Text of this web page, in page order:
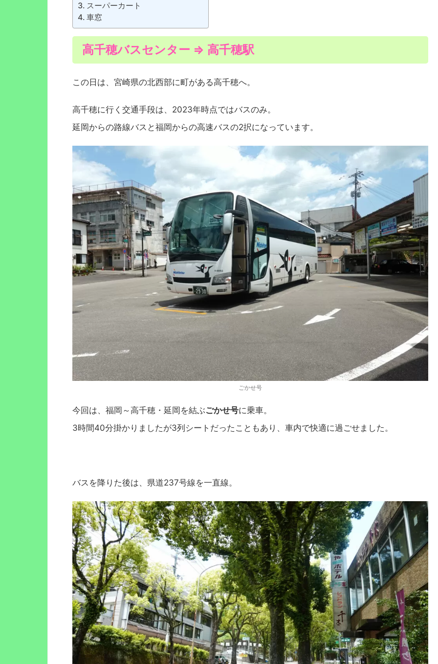
スーパーカート
車窓
高千穂バスセンター ⇒ 高千穂駅
この日は、宮崎県の北西部に町がある高千穂へ。
高千穂に行く交通手段は、2023年時点ではバスのみ。
延岡からの路線バスと福岡からの高速バスの2択になっています。
ごかせ号
今回は、福岡～高千穂・延岡を結ぶごかせ号に乗車。
3時間40分掛かりましたが3列シートだったこともあり、車内で快適に過ごせました。
バスを降りた後は、県道237号線を一直線。